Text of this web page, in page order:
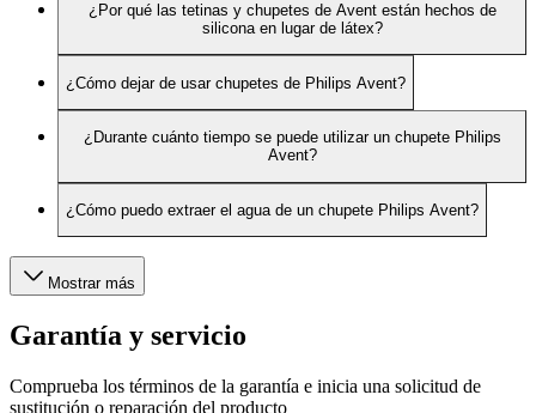
¿Por qué las tetinas y chupetes de Avent están hechos de
silicona en lugar de látex?
¿Cómo dejar de usar chupetes de Philips Avent?
¿Durante cuánto tiempo se puede utilizar un chupete Philips
Avent?
¿Cómo puedo extraer el agua de un chupete Philips Avent?
Mostrar más
Garantía y servicio
Comprueba los términos de la garantía e inicia una solicitud de
sustitución o reparación del producto